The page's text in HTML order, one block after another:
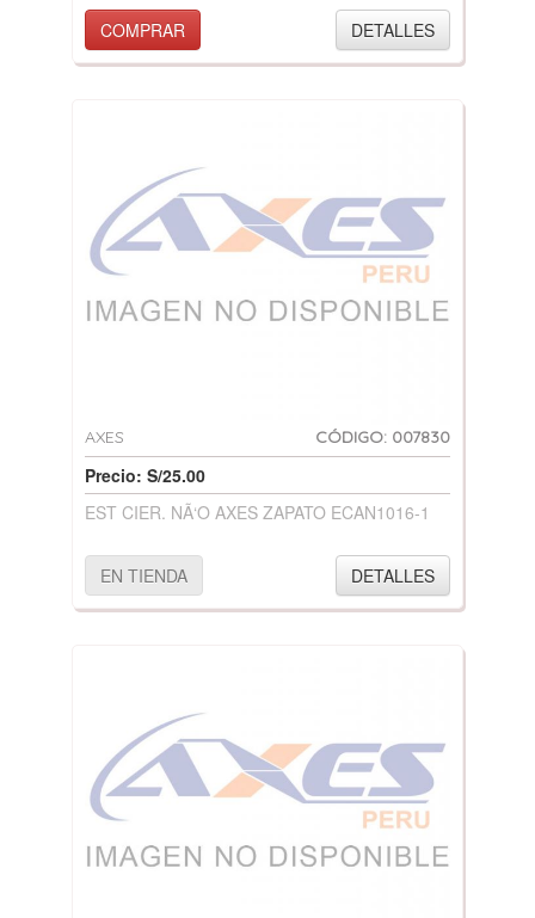
COMPRAR DETALLES
AXES CÓDIGO: 007830
Precio: S/25.00
EST CIER. NÃ‘O AXES ZAPATO ECAN1016-1
EN TIENDA DETALLES